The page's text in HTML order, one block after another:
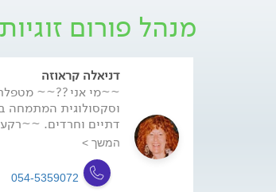
מנהל פורום
דניאלה קראוזה
~~מי אני ??~~
וסקסולוגית המתמחה
דתיים וחרדים.
המשך >
054-5359072